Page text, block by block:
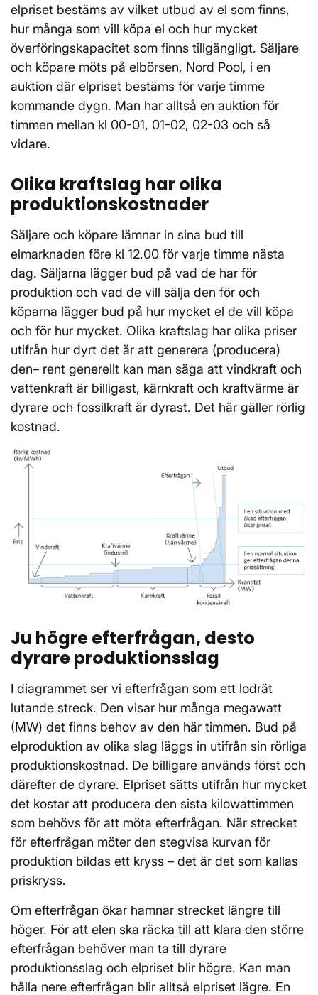
elpriset bestäms av vilket utbud av el som finns,
hur många som vill köpa el och hur mycket
överföringskapacitet som finns tillgängligt. Säljare
och köpare möts på elbörsen, Nord Pool, i en
auktion där elpriset bestäms för varje timme
kommande dygn. Man har alltså en auktion för
timmen mellan kl 00-01, 01-02, 02-03 och så
vidare.
Olika kraftslag har olika
produktionskostnader
Säljare och köpare lämnar in sina bud till
elmarknaden före kl 12.00 för varje timme nästa
dag. Säljarna lägger bud på vad de har för
produktion och vad de vill sälja den för och
köparna lägger bud på hur mycket el de vill köpa
och för hur mycket. Olika kraftslag har olika priser
utifrån hur dyrt det är att generera (producera)
den– rent generellt kan man säga att vindkraft och
vattenkraft är billigast, kärnkraft och kraftvärme är
dyrare och fossilkraft är dyrast. Det här gäller rörlig
kostnad.
Ju högre efterfrågan, desto
dyrare produktionsslag
I diagrammet ser vi efterfrågan som ett lodrät
lutande streck. Den visar hur många megawatt
(MW) det finns behov av den här timmen. Bud på
elproduktion av olika slag läggs in utifrån sin rörliga
produktionskostnad. De billigare används först och
därefter de dyrare. Elpriset sätts utifrån hur mycket
det kostar att producera den sista kilowattimmen
som behövs för att möta efterfrågan. När strecket
för efterfrågan möter den stegvisa kurvan för
produktion bildas ett kryss – det är det som kallas
priskryss.
Om efterfrågan ökar hamnar strecket längre till
höger. För att elen ska räcka till att klara den större
efterfrågan behöver man ta till dyrare
produktionsslag och elpriset blir högre. Kan man
hålla nere efterfrågan blir alltså elpriset lägre. En